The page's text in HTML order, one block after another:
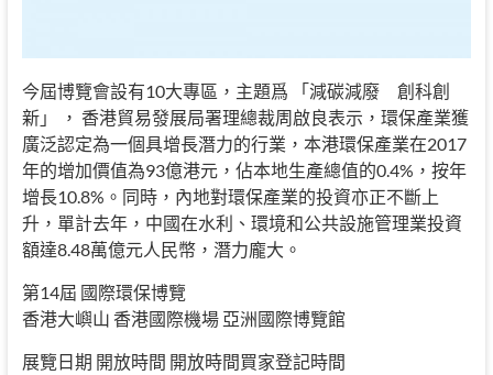
今屆博覽會設有10大專區，主題爲 「減碳減廢 創科創
新」 ， 香港貿易發展局署理總裁周啟良表示，環保產業獲
廣泛認定為一個具增長潛力的行業，本港環保產業在2017
年的增加價值為93億港元，佔本地生產總值的0.4%，按年
增長10.8%。同時，內地對環保產業的投資亦正不斷上
升，單計去年，中國在水利、環境和公共設施管理業投資
額達8.48萬億元人民幣，潛力龐大。
第14屆 國際環保博覽
香港大嶼山 香港國際機場 亞洲國際博覽館
展覽日期 開放時間 開放時間買家登記時間